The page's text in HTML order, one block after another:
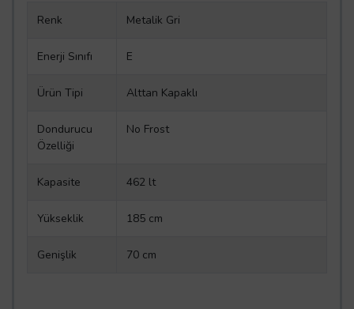
Renk Metalik Gri
Enerji Sınıfı E
Ürün Tipi Alttan Kapaklı
Dondurucu
Özelliği
No Frost
Kapasite 462 lt
Yükseklik 185 cm
Genişlik 70 cm